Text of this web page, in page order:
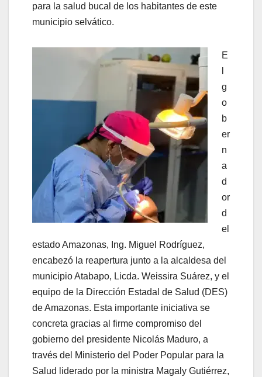
para la salud bucal de los habitantes de este
municipio selvático.
E
g
o
b
er
n
a
d
or
d
el
estado Amazonas, Ing. Miguel Rodríguez,
encabezó la reapertura junto a la alcaldesa del
municipio Atabapo, Licda. Weissira Suárez, y el
equipo de la Dirección Estadal de Salud (DES)
de Amazonas. Esta importante iniciativa se
concreta gracias al firme compromiso del
gobierno del presidente Nicolás Maduro, a
través del Ministerio del Poder Popular para la
Salud liderado por la ministra Magaly Gutiérrez,